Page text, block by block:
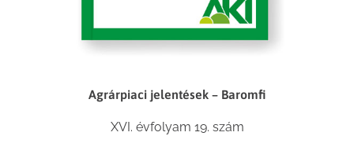
Agrárpiaci jelentések – Baromfi
XVI. évfolyam 19. szám